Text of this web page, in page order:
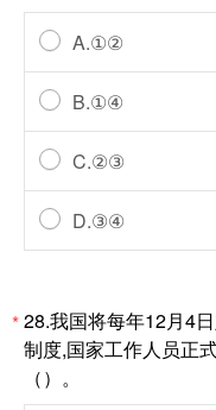
A.①②
B.①④
C.②③
D.③④
*28.我国将每年12月4
制度,国家工作人员正
（）。